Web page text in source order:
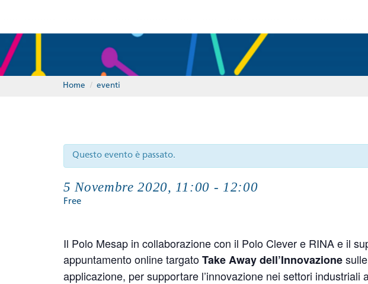
Home / eventi
Questo evento è passato.
5 Novembre 2020, 11:00 - 12:00
Free
Il Polo Mesap in collaborazione con il Polo Clever e RINA e il
appuntamento online targatoTake Away dell’Innovazione
applicazione, per supportare l’innovazione nei settori industriali